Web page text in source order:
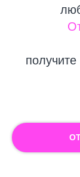
получите